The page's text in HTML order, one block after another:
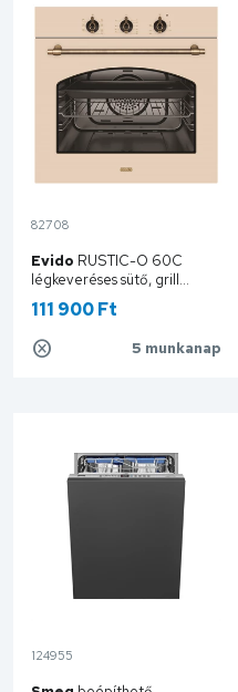
82708
Evido RUSTIC-O 60C
légkeveréses sütő, grill
,analóg,bézs/bronz
BOR63C.2
111 900 Ft
5 munkanap
Kosárba
124955